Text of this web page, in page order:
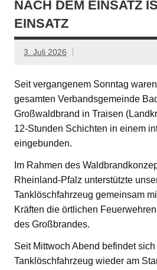
NACH DEM EINSATZ
EINSATZ
3. Juli 2026
Seit vergangenem Sonntag
gesamten Verbandsgemeinde
Großwaldbrand in Traisen
12-Stunden Schichten in einem
eingebunden.
Im Rahmen des
Rheinland-Pfalz unterstützte
Tanklöschfahrzeug gemeinsam
Kräften die örtlichen
des Großbrandes.
Seit Mittwoch Abend befindet
Tanklöschfahrzeug wieder am